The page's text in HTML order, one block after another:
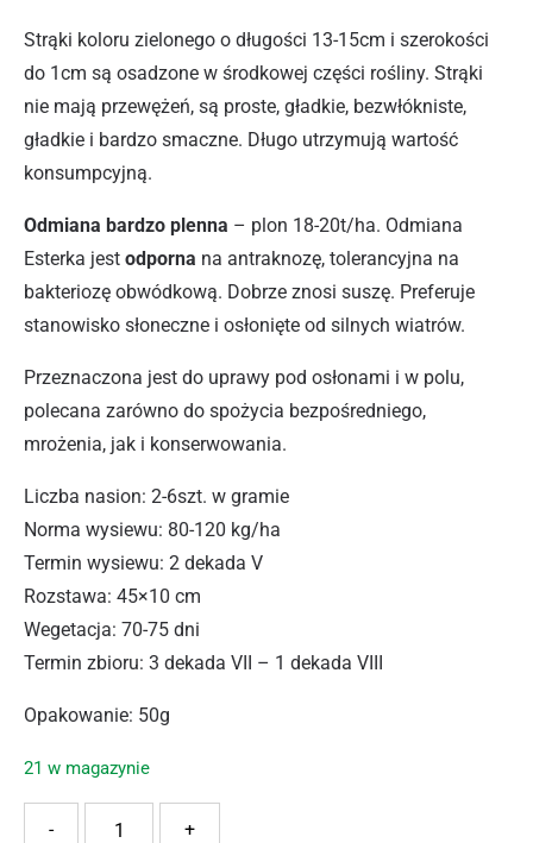
Strąki koloru zielonego o długości 13-15cm i szerokości
do 1cm są osadzone w środkowej części rośliny. Strąki
nie mają przewężeń, są proste, gładkie, bezwłókniste,
gładkie i bardzo smaczne. Długo utrzymują wartość
konsumpcyjną.
Odmiana bardzo plenna – plon 18-20t/ha. Odmiana
Esterka jest odporna na antraknozę, tolerancyjna na
bakteriozę obwódkową. Dobrze znosi suszę. Preferuje
stanowisko słoneczne i osłonięte od silnych wiatrów.
Przeznaczona jest do uprawy pod osłonami i w polu,
polecana zarówno do spożycia bezpośredniego,
mrożenia, jak i konserwowania.
Liczba nasion: 2-6szt. w gramie
Norma wysiewu: 80-120 kg/ha
Termin wysiewu: 2 dekada V
Rozstawa: 45×10 cm
Wegetacja: 70-75 dni
Termin zbioru: 3 dekada VII – 1 dekada VIII
Opakowanie: 50g
21 w magazynie
+
-